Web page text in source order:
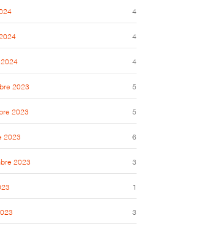
4
4
4
2023 5
2023 5
2023 6
2023 3
1
3